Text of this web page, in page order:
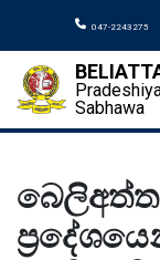
047-2243275
Sabhawa
බෙලිඅත්ත